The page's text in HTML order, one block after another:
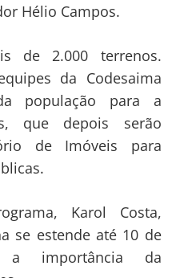
Hélio Campos.
de 2.000 terrenos.
da Codesaima
população para a
que depois serão
de Imóveis para
Karol Costa,
se estende até 10 de
a importância da